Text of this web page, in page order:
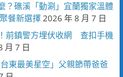
？礁溪「動涮」宜蘭獨家溫體
餐新選擇2026 年 8 月 7 日
前鎮警方埋伏收網 查扣手機
月 7 日
東最美星空」父親節帶爸爸